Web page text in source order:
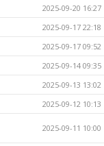
2025-09-20 16:27
2025-09-17 22:18
2025-09-17 09:52
2025-09-14 09:35
2025-09-13 13:02
2025-09-12 10:13
2025-09-11 10:00